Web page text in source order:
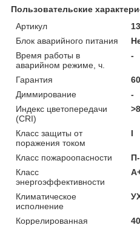
Пользовательские
Артикул
Блок аварийного питания
Время работы в
аварийном режиме, ч.
-
Гарантия
Диммирование
-
Индекс цветопередачи
(CRI)
Класс защиты от
поражения током
I
Класс пожароопасности
П-
Класс
энергоэффективности
Климатическое
исполнение
Коррелированная